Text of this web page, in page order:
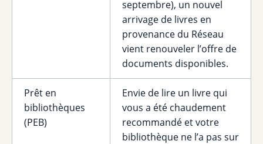
septembre), un nouvel
arrivage de livres en
provenance du Réseau
vient renouveler l’offre de
documents disponibles.
Prêt en
bibliothèques
(PEB)
Envie de lire un livre qui
vous a été chaudement
recommandé et votre
bibliothèque ne l’a pas sur